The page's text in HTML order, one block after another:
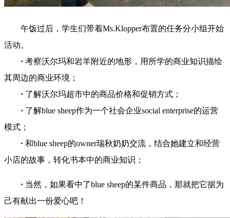
午饭过后，学生们带着Ms.Klopper布置的任务分小组开始
活动。
· 考察沃尔玛和岩羊附近的地形，用所学的商业知识描绘
其周边的商业环境；
· 了解沃尔玛超市中的商品价格和促销方式；
· 了解blue sheep作为一个社会企业social enterprise的运营
模式；
· 和blue sheep的owner瑞秋奶奶交流，结合她建立和经营
小店的故事，转化书本中的商业知识；
· 当然，如果看中了blue sheep的某件商品，那就把它据为
己有献出一份爱心吧！